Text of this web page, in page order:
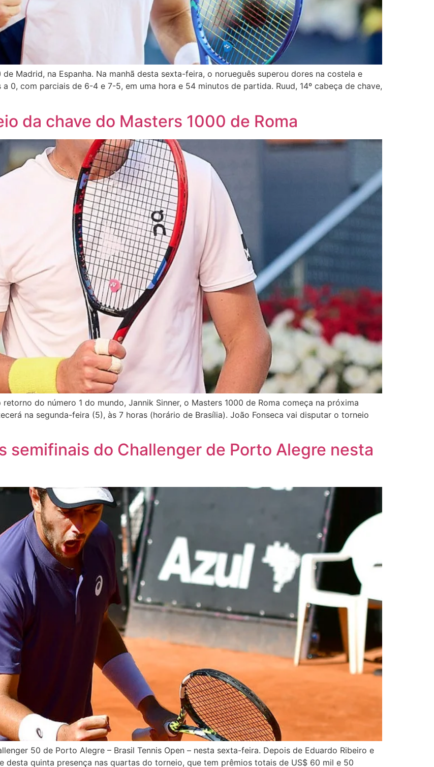
Madrid, na Espanha. Na manhã desta sexta-feira, o norueguês superou dores na costela e
0, com parciais de 6-4 e 7-5, em uma hora e 54 minutos de partida. Ruud, 14º cabeça de chave,
da chave do Masters 1000 de Roma
do número 1 do mundo, Jannik Sinner, o Masters 1000 de Roma começa na próxima
na segunda-feira (5), às 7 horas (horário de Brasília). João Fonseca vai disputar o torneio
semifinais do Challenger de Porto Alegre nesta
50 de Porto Alegre – Brasil Tennis Open – nesta sexta-feira. Depois de Eduardo Ribeiro e
desta quinta presença nas quartas do torneio, que tem prêmios totais de US$ 60 mil e 50